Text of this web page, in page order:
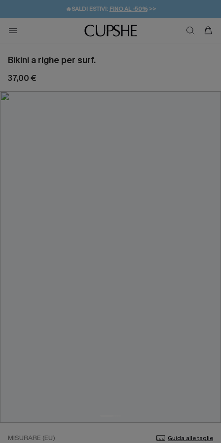
🔥SALDI ESTIVI: FINO AL -50%>>
🚚SPEDIZIONE GRATUITA DA 49€
💌REGALO PER I NUOVI: 20% DI SCONTO*
Bikini a righe per surf.
37,00 €
MISURARE (EU) Guida alle taglie